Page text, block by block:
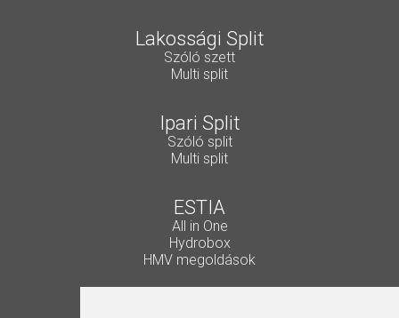
Lakossági Split
Szóló szett
Multi split
Ipari Split
Szóló split
Multi split
ESTIA
All in One
Hydrobox
HMV megoldások